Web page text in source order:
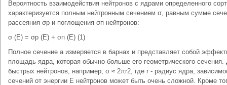
Вероятность взаимодействия нейтронов с ядрами определенного
характеризуется полным нейтронным сечением σ, равным сумме
рассеяния σр и поглощения σп нейтронов:
σ (Е) = σр (Е) + σп (Е) (1)
Полное сечение а измеряется в барнах и представляет собой
площадь ядра, которая обычно больше его геометрического сечения.
быстрых нейтронов, например, σ ≈ 2πr2, где r - радиус ядра,
сечений от энергии Е нейтронов может быть очень сложной. Кроме